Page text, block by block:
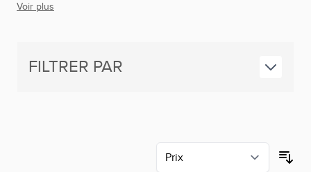
Voir plus
FILTRER PAR